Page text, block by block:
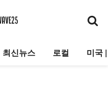
최신뉴스 로컬 미국